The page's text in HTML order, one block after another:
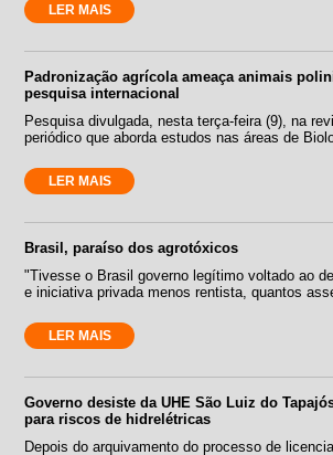
LER MAIS
Padronização agrícola ameaça animais
pesquisa internacional
Pesquisa divulgada, nesta terça-feira (9), na
periódico que aborda estudos nas áreas de
LER MAIS
Brasil, paraíso dos agrotóxicos
"Tivesse o Brasil governo legítimo voltado ao
e iniciativa privada menos rentista, quantos
LER MAIS
Governo desiste da UHE São Luiz do
para riscos de hidrelétricas
Depois do arquivamento do processo de